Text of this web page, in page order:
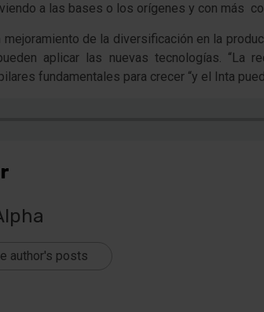
a las bases o los orígenes y con más
mejoramiento de la diversificación en la
aplicar las nuevas tecnologías.
fundamentales para crecer “y el Inta
author's posts